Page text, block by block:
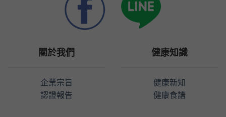
關於我們
企業宗旨
認證報告
健康知識
健康新知
健康食譜